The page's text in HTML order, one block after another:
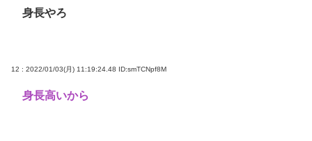
身長やろ
12 : 2022/01/03(月) 11:19:24.48 ID:smTCNpf8M
身長高いから